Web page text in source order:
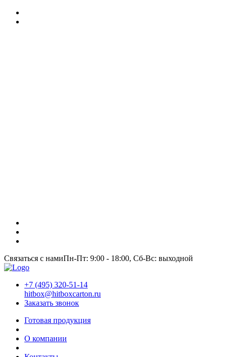
Связаться с намиПн-Пт: 9:00 - 18:00, Сб-Вс: выходной
+7 (495) 320-51-14
hitbox@hitboxcarton.ru
Заказать звонок
Готовая продукция
О компании